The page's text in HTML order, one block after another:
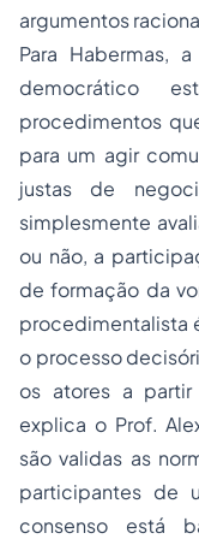
argumentos
Para Habermas,
democrático
procedimentos
para um agir
justas de
simplesmente
ou não, a
de formação da
procedimentalista
o processo
os atores a
explica o Prof.
são validas as
participantes de
consenso está